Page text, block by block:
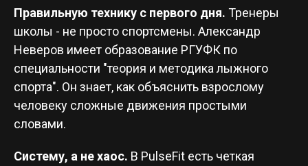
Правильную технику с первого дня. Тренеры
школы - не просто спортсмены. Александр
Неверов имеет образование РГУФК по
специальности "теория и методика лыжного
спорта". Он знает, как объяснить взрослому
человеку сложные движения простыми
словами.
Систему, а не хаос. В PulseFit есть четкая